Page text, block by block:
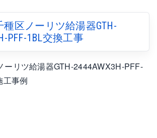
区ノーリツ給湯器GTH-
PFF-1BL交換工事
ーリツ給湯器GTH-2444AWX3H-PFF-
事例